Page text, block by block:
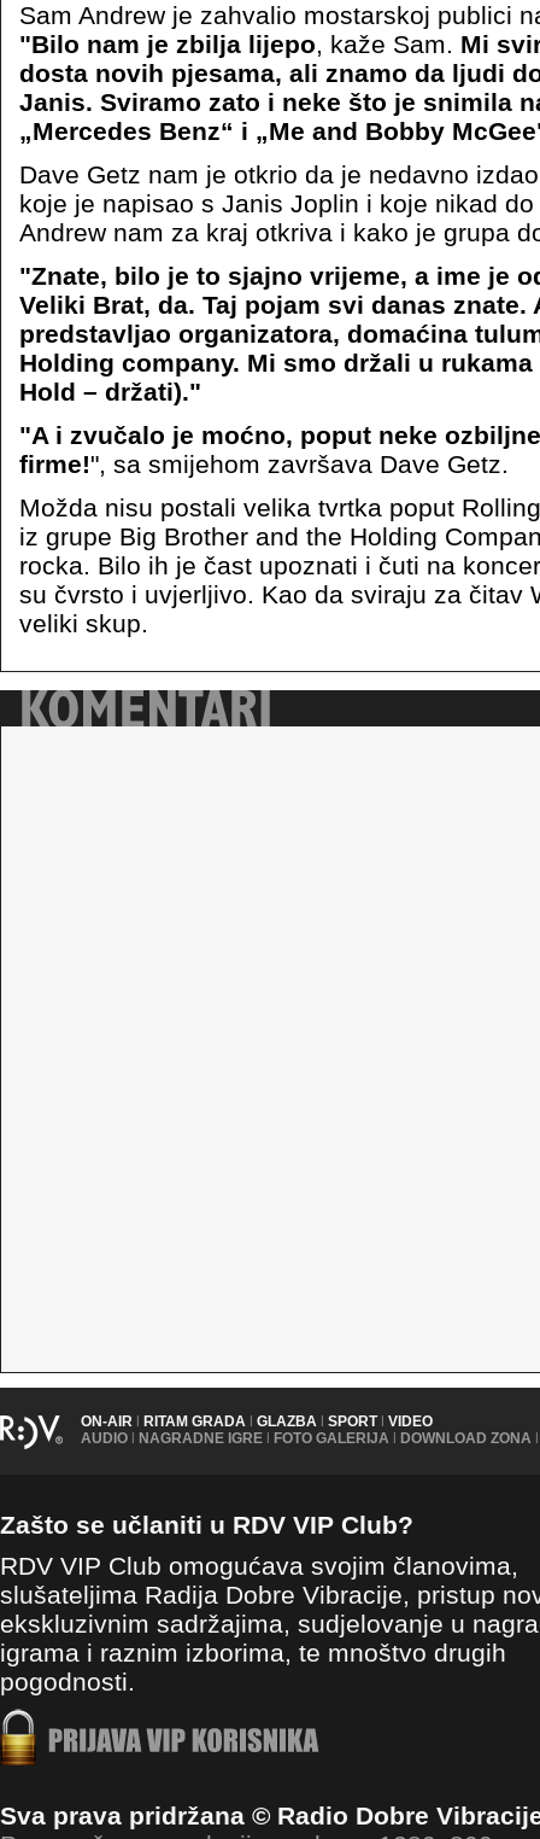
Sam Andrew je zahvalio mostarskoj publici
"Bilo nam je zbilja lijepo, kaže Sam. Mi
dosta novih pjesama, ali znamo da ljudi
Janis. Sviramo zato i neke što je snimila
„Mercedes Benz“ i „Me and Bobby
Dave Getz nam je otkrio da je nedavno
koje je napisao s Janis Joplin i koje nikad
Andrew nam za kraj otkriva i kako je grupa
"Znate, bilo je to sjajno vrijeme, a ime je
Veliki Brat, da. Taj pojam svi danas znate.
predstavljao organizatora, domaćina
Holding company. Mi smo držali u
Hold – držati)."
"A i zvučalo je moćno, poput neke
firme!", sa smijehom završava Dave Getz.
Možda nisu postali velika tvrtka poput
iz grupe Big Brother and the Holding
rocka. Bilo ih je čast upoznati i čuti na
su čvrsto i uvjerljivo. Kao da sviraju za čitav
veliki skup.
ON-AIR | RITAM GRADA | GLAZBA | SPORT | VIDEO
AUDIO | NAGRADNE IGRE | FOTO GALERIJA | DOWNLOAD ZONA |
Zašto se učlaniti u RDV VIP Club?
RDV VIP Club omogućava svojim članovima,
slušateljima Radija Dobre Vibracije, pristup
ekskluzivnim sadržajima, sudjelovanje u
igrama i raznim izborima, te mnoštvo drugih
pogodnosti.
Sva prava pridržana © Radio Dobre